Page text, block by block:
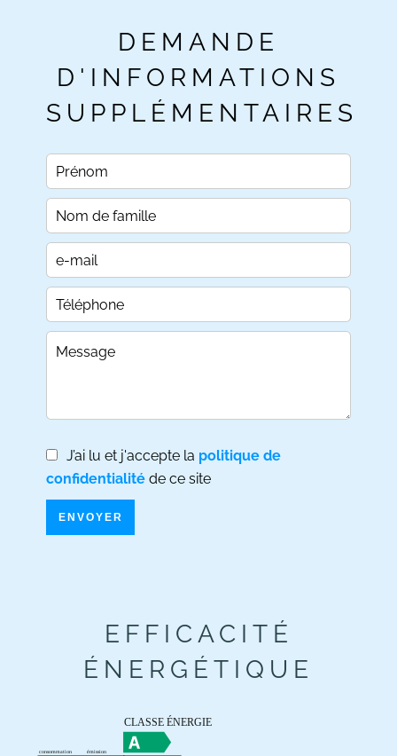
DEMANDE
D'INFORMATIONS
SUPPLÉMENTAIRES
J’ai lu et j'accepte la politique de
confidentialité de ce site
ENVOYER
EFFICACITÉ
ÉNERGÉTIQUE